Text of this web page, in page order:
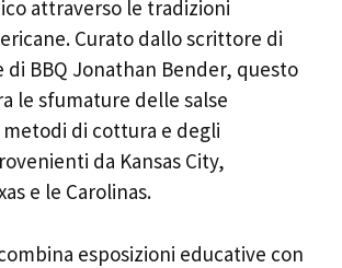
attraverso le tradizioni
Curato dallo scrittore di
di BBQ Jonathan Bender, questo
le sfumature delle salse
di cottura e degli
da Kansas City,
e le Carolinas.
esposizioni educative con